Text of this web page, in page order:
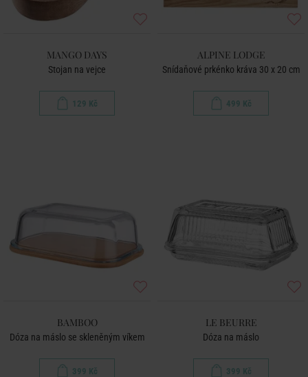
MANGO DAYS
Stojan na vejce
129 Kč
ALPINE LODGE
Snídaňové prkénko kráva 30 x 20 cm
499 Kč
BAMBOO
Dóza na máslo se skleněným víkem
399 Kč
LE BEURRE
Dóza na máslo
399 Kč